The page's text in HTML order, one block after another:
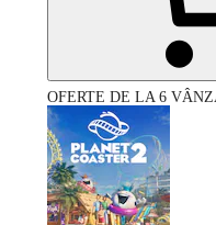
OFERTE DE LA 6